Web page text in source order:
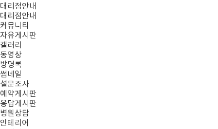
대리점안내
대리점안내
커뮤니티
자유게시판
갤러리
동영상
방명록
썸네일
설문조사
예약게시판
응답게시판
병원상담
인테리어